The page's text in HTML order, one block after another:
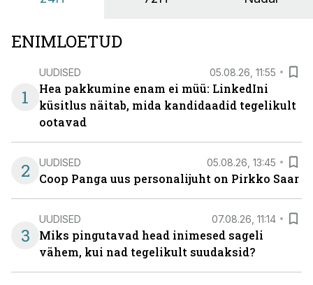
ENIMLOETUD
1
UUDISED 05.08.26, 11:55
Hea pakkumine enam ei müü: LinkedIni
küsitlus näitab, mida kandidaadid tegelikult
ootavad
2 UUDISED 05.08.26, 13:45
Coop Panga uus personalijuht on Pirkko Saar
3
UUDISED 07.08.26, 11:14
Miks pingutavad head inimesed sageli
vähem, kui nad tegelikult suudaksid?